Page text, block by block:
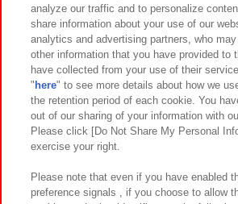
イベント・キャンペーン
関連会社 サステナビリティ
プライバシーポリシー ウェブアクセシビ
お取引先さまとともに
カスタマーハラスメント対応方針 よくある
analyze our traffic and to personalize
share information about your use of our
analytics and advertising partners, who
other information that you have provided to
have collected from your use of their
" here" to see more details about how we
the retention period of each cookie. You
out of our sharing of your information with
Please click [Do Not Share My Personal
exercise your right.
Please note that even if you have enabled
preference signals , if you choose to allow